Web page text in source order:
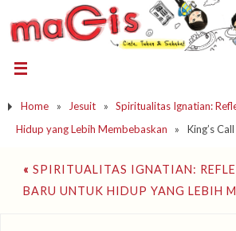
Home » Jesuit »
Spiritualitas Ignatian:
Hidup yang Lebih Membebaskan
» King’s Call
« SPIRITUALITAS IGNATIAN:
BARU UNTUK HIDUP YANG LEBIH